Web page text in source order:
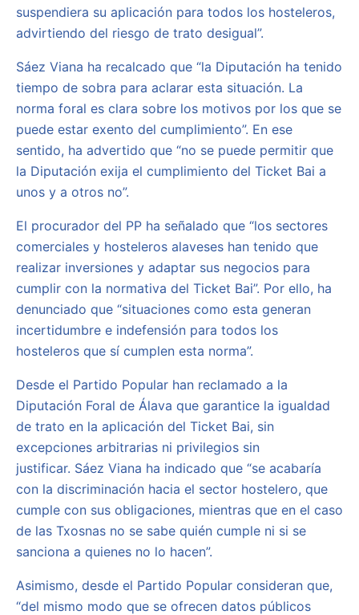
suspendiera su aplicación para todos los hosteleros,
advirtiendo del riesgo de trato desigual”.
Sáez Viana ha recalcado que “la Diputación ha tenido
tiempo de sobra para aclarar esta situación. La
norma foral es clara sobre los motivos por los que se
puede estar exento del cumplimiento”. En ese
sentido, ha advertido que “no se puede permitir que
la Diputación exija el cumplimiento del Ticket Bai a
unos y a otros no”.
El procurador del PP ha señalado que “los sectores
comerciales y hosteleros alaveses han tenido que
realizar inversiones y adaptar sus negocios para
cumplir con la normativa del Ticket Bai”. Por ello, ha
denunciado que “situaciones como esta generan
incertidumbre e indefensión para todos los
hosteleros que sí cumplen esta norma”.
Desde el Partido Popular han reclamado a la
Diputación Foral de Álava que garantice la igualdad
de trato en la aplicación del Ticket Bai, sin
excepciones arbitrarias ni privilegios sin
justificar. Sáez Viana ha indicado que “se acabaría
con la discriminación hacia el sector hostelero, que
cumple con sus obligaciones, mientras que en el caso
de las Txosnas no se sabe quién cumple ni si se
sanciona a quienes no lo hacen”.
Asimismo, desde el Partido Popular consideran que,
“del mismo modo que se ofrecen datos públicos